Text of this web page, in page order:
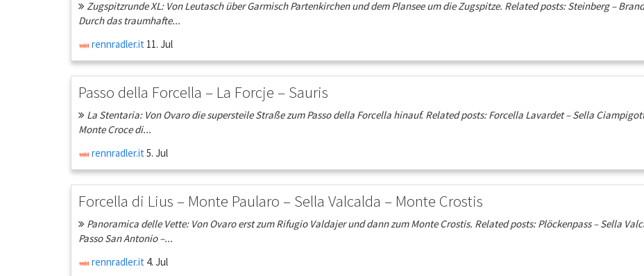
Zugspitzrunde XL: Von Leutasch über Garmisch Partenkirchen und dem Plansee um die Zugspitze. Related posts: Steinberg –
Durch das traumhafte...
rennradler.it 11. Jul
Passo della Forcella – La Forcje – Sauris
La Stentaria: Von Ovaro die supersteile Straße zum Passo della Forcella hinauf. Related posts: Forcella Lavardet – Sella
Monte Croce di...
rennradler.it 5. Jul
Forcella di Lius – Monte Paularo – Sella Valcalda – Monte Crostis
Panoramica delle Vette: Von Ovaro erst zum Rifugio Valdajer und dann zum Monte Crostis. Related posts: Plöckenpass – Sella
Passo San Antonio –...
rennradler.it 4. Jul